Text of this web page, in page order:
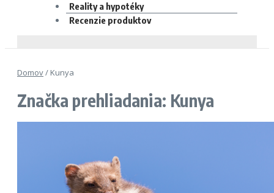
Reality a hypotéky
Recenzie produktov
Domov/ Kunya
Značka prehliadania: Kunya